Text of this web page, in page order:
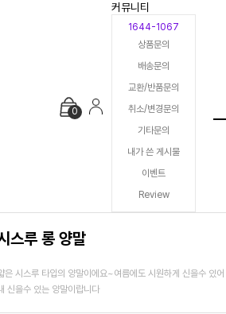
0
커뮤니티
1644-1067
상품문의
배송문의
교환/반품문의
취소/변경문의
기타문의
내가 쓴 게시물
이벤트
Review
스루 롱 양말
은 시스루 타입의 양말이에요~여름에도 시원하게 신을수 있
신을수 있는 양말이랍니다